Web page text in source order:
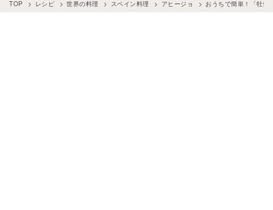
TOP レシピ 世界の料理 スペイン料理 アヒージョ おうちで簡単！「牡蠣